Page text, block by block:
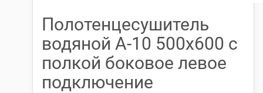
Полотенцесушитель
водяной А-10 500х600 с
полкой боковое левое
подключение